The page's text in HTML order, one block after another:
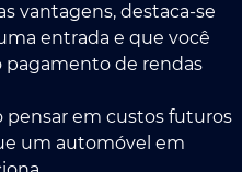
vantagens, destaca-se
entrada e que você
de rendas
pensar em custos futuros
um automóvel em